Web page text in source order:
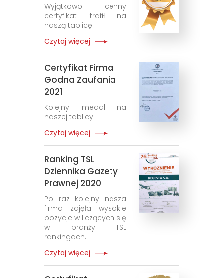
Wyjątkowo cenny
certyfikat trafił na
naszą tablicę.
Czytaj więcej
Certyfikat Firma
Godna Zaufania
2021
Kolejny medal na
naszej tablicy!
Czytaj więcej
Ranking TSL
Dziennika Gazety
Prawnej 2020
Po raz kolejny nasza
firma zajęła wysokie
pozycje w liczących się
w branży TSL
rankingach.
Czytaj więcej